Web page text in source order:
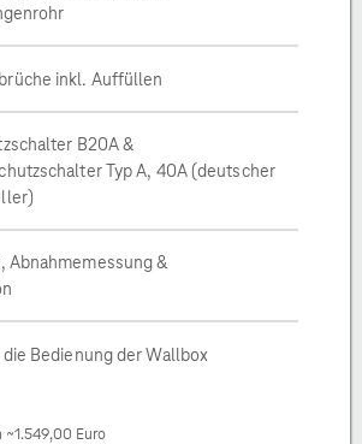
inkl. Auffüllen
B20A &
Typ A, 40A (deutscher
Abnahmemessung &
Bedienung der Wallbox
Euro